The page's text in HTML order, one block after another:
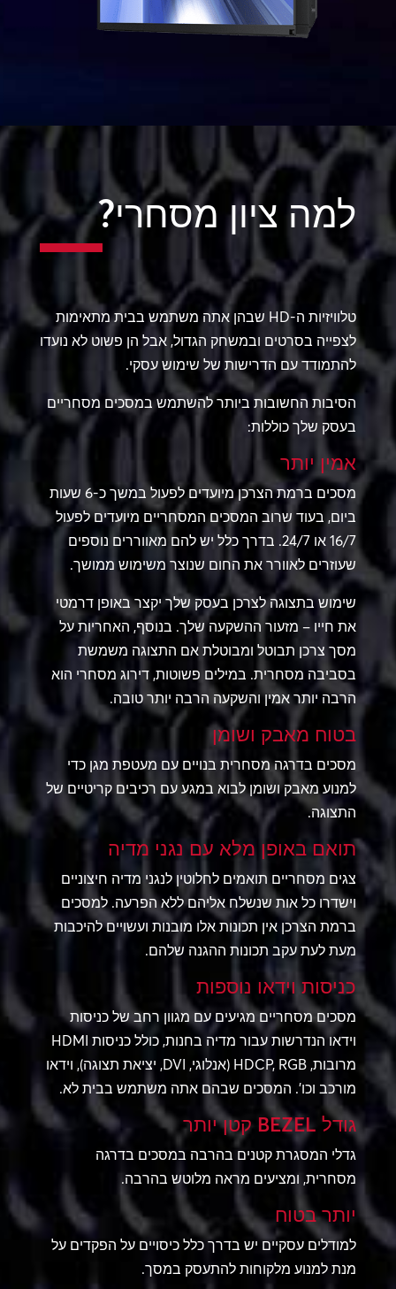
למה ציון מסחרי?
טלוויזיות ה-HD שבהן אתה משתמש בבית מתאימות
לצפייה בסרטים ובמשחק הגדול, אבל הן פשוט לא נועדו
להתמודד עם הדרישות של שימוש עסקי.
הסיבות החשובות ביותר להשתמש במסכים מסחריים
בעסק שלך כוללות:
אמין יותר
מסכים ברמת הצרכן מיועדים לפעול במשך כ-6 שעות
ביום, בעוד שרוב המסכים המסחריים מיועדים לפעול
16/7 או 24/7. בדרך כלל יש להם מאווררים נוספים
שעוזרים לאוורר את החום שנוצר משימוש ממושך.
שימוש בתצוגה לצרכן בעסק שלך יקצר באופן דרמטי
את חייו – מזעור ההשקעה שלך. בנוסף, האחריות על
מסך צרכן תבוטל ומבוטלת אם התצוגה משמשת
בסביבה מסחרית. במילים פשוטות, דירוג מסחרי הוא
הרבה יותר אמין והשקעה הרבה יותר טובה.
בטוח מאבק ושומן
מסכים בדרגה מסחרית בנויים עם מעטפת מגן כדי
למנוע מאבק ושומן לבוא במגע עם רכיבים קריטיים של
התצוגה.
תואם באופן מלא עם נגני מדיה
צגים מסחריים תואמים לחלוטין לנגני מדיה חיצוניים
וישדרו כל אות שנשלח אליהם ללא הפרעה. למסכים
ברמת הצרכן אין תכונות אלו מובנות ועשויים להיכבות
מעת לעת עקב תכונות ההגנה שלהם.
כניסות וידאו נוספות
מסכים מסחריים מגיעים עם מגוון רחב של כניסות
וידאו הנדרשות עבור מדיה בחנות, כולל כניסות HDMI
מרובות, HDCP, RGB (אנלוגי, DVI, יציאת תצוגה), וידאו
מורכב וכו'. המסכים שבהם אתה משתמש בבית לא.
גודל BEZEL קטן יותר
גדלי המסגרת קטנים בהרבה במסכים בדרגה
מסחרית, ומציעים מראה מלוטש בהרבה.
יותר בטוח
למודלים עסקיים יש בדרך כלל כיסויים על הפקדים על
מנת למנוע מלקוחות להתעסק במסך.